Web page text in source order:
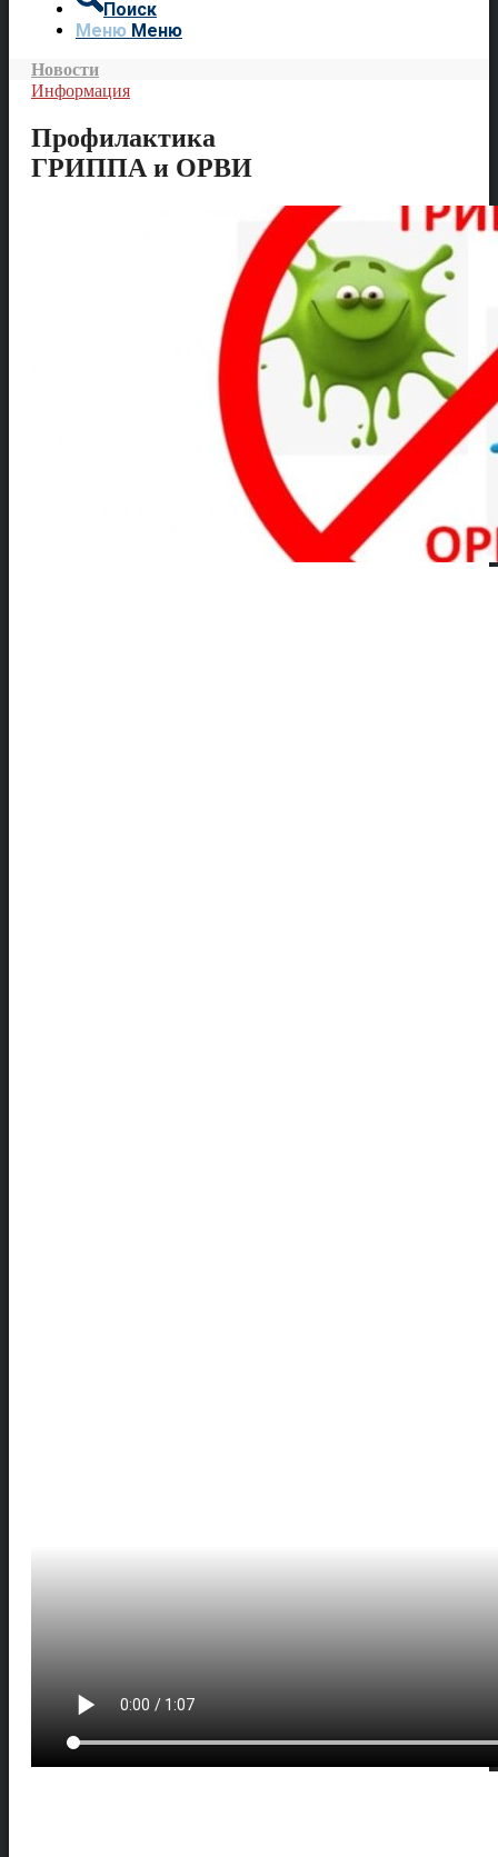
Поиск
Меню Меню
Новости
Информация
Профилактика
ГРИППА и ОРВИ